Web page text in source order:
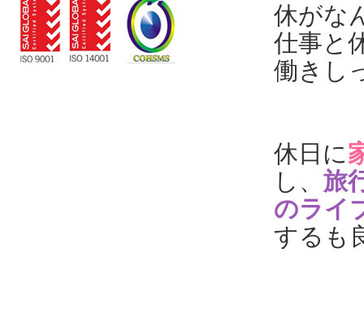
休がな
仕事と
働きし
休日に
し、 旅
のライ
するも